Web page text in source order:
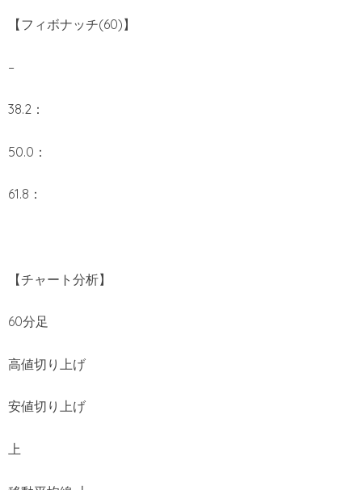
【フィボナッチ(60)】
–
38.2：
50.0：
61.8：
【チャート分析】
60分足
高値切り上げ
安値切り上げ
上